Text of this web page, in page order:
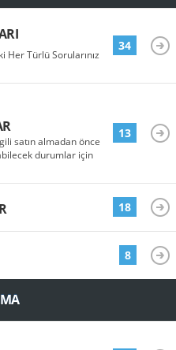
Her Türlü Sorularınız
34
satın almadan önce
durumlar için
13
18
8